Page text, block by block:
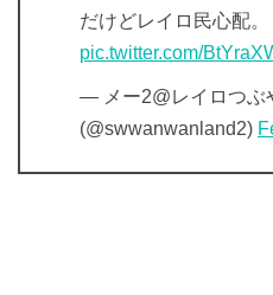
だけどレイロ民心配。
pic.twitter.com/
— メー2@レイロつぶ
(@swwanwanland2)